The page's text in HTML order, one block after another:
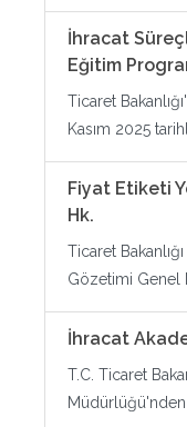
İhracat
Eğitim
Ticaret
Kasım 2025
Fiyat Etiketi
Hk.
Ticaret
Gözetimi Genel
İhracat
T.C. Ticaret
Müdürlüğü'nden